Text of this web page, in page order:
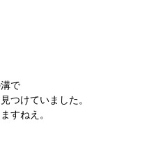
で
つけていました。
すねえ。